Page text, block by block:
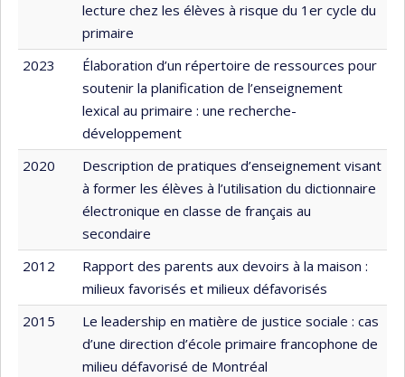
lecture chez les élèves à risque du 1er cycle du
primaire
2023
Élaboration d’un répertoire de ressources pour
soutenir la planification de l’enseignement
lexical au primaire : une recherche-
développement
2020
Description de pratiques d’enseignement visant
à former les élèves à l’utilisation du dictionnaire
électronique en classe de français au
secondaire
2012
Rapport des parents aux devoirs à la maison :
milieux favorisés et milieux défavorisés
2015
Le leadership en matière de justice sociale : cas
d’une direction d’école primaire francophone de
milieu défavorisé de Montréal